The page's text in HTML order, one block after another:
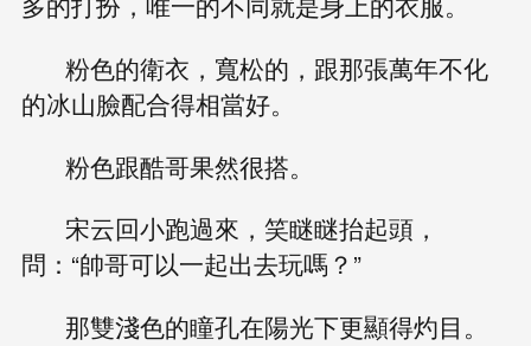
粉色的衛衣，寬松的，跟那張萬年不化
的冰山臉配合得相當好。
粉色跟酷哥果然很搭。
宋云回小跑過來，笑瞇瞇抬起頭，
問：“帥哥可以一起出去玩嗎？”
那雙淺色的瞳孔在陽光下更顯得灼目。